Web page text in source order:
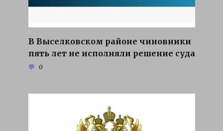
В Выселковском районе чиновники
пять лет не исполняли решение суда
0